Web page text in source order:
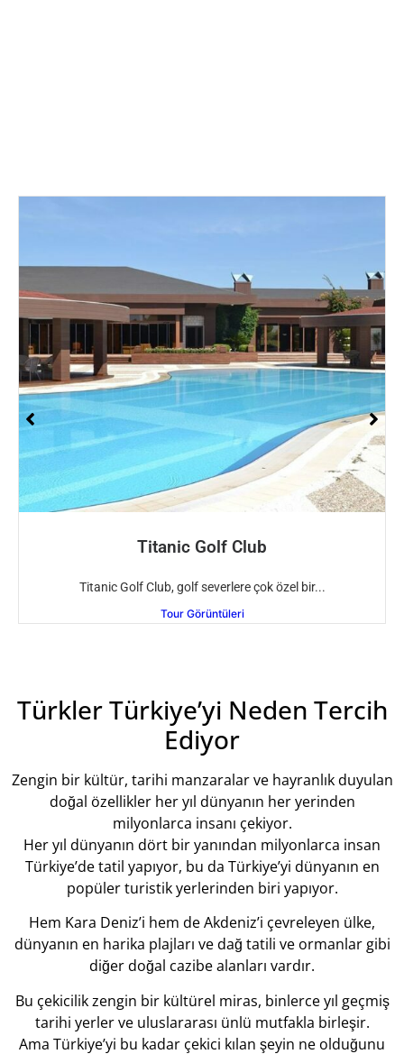
Titanic Golf Club
Titanic Golf Club, golf severlere çok özel bir...
Tour Görüntüleri
Türkler Türkiye’yi Neden Tercih
Ediyor
Zengin bir kültür, tarihi manzaralar ve hayranlık duyulan
doğal özellikler her yıl dünyanın her yerinden
milyonlarca insanı çekiyor.
Her yıl dünyanın dört bir yanından milyonlarca insan
Türkiye’de tatil yapıyor, bu da Türkiye’yi dünyanın en
popüler turistik yerlerinden biri yapıyor.
Hem Kara Deniz’i hem de Akdeniz’i çevreleyen ülke,
dünyanın en harika plajları ve dağ tatili ve ormanlar gibi
diğer doğal cazibe alanları vardır.
Bu çekicilik zengin bir kültürel miras, binlerce yıl geçmiş
tarihi yerler ve uluslararası ünlü mutfakla birleşir.
Ama Türkiye’yi bu kadar çekici kılan şeyin ne olduğunu